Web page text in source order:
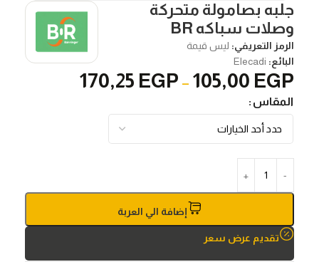
جلبه بصامولة متحركة
وصلات سباكه BR
الرمز التعريفي: ليس قيمة
البائع: Elecadi
105,00 EGP
–
170,25 EGP
المقاس
إضافة الي العربة
تقديم عرض سعر